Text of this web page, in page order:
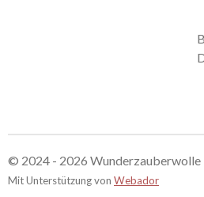
© 2024 - 2026 Wunderzauberwolle
Mit Unterstützung von Webador